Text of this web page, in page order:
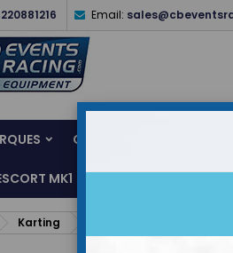
Email:
CASQUES
MK1
Karting